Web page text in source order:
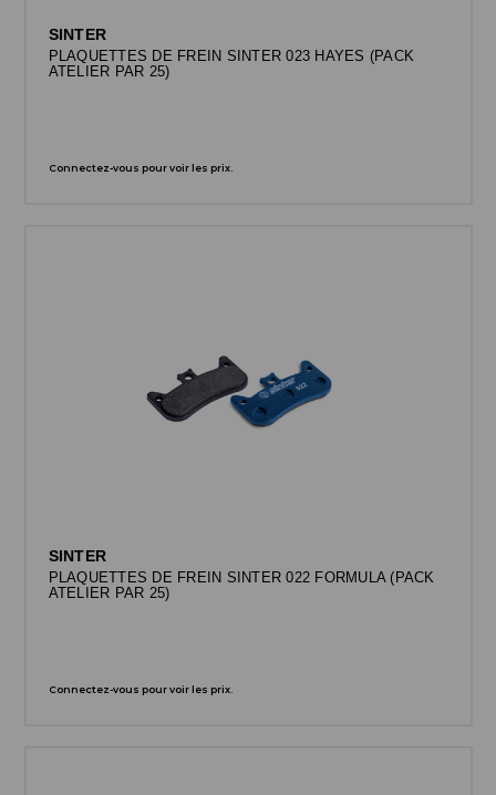
SINTER
PLAQUETTES DE FREIN SINTER 023 HAYES (PACK
ATELIER PAR 25)
Connectez-vous pour voir les prix.
SINTER
PLAQUETTES DE FREIN SINTER 022 FORMULA (PACK
ATELIER PAR 25)
Connectez-vous pour voir les prix.